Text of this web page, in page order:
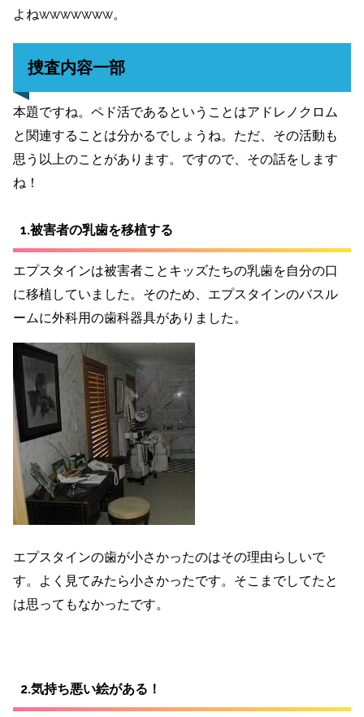
よねwwwwwww。
捜査内容一部
本題ですね。ペド活であるということはアドレノクロム
と関連することは分かるでしょうね。ただ、その活動も
思う以上のことがあります。ですので、その話をします
ね！
1.被害者の乳歯を移植する
エプスタインは被害者ことキッズたちの乳歯を自分の口
に移植していました。そのため、エプスタインのバスル
ームに外科用の歯科器具がありました。
エプスタインの歯が小さかったのはその理由らしいで
す。よく見てみたら小さかったです。そこまでしてたと
は思ってもなかったです。
2.気持ち悪い絵がある！